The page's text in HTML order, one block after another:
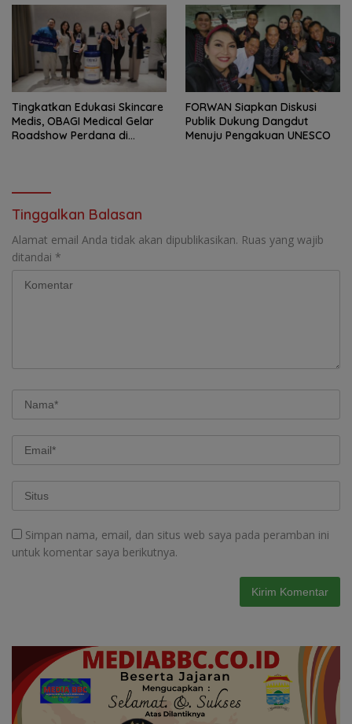
Tingkatkan Edukasi Skincare
Medis, OBAGI Medical Gelar
Roadshow Perdana di
FORWAN Siapkan Diskusi
Publik Dukung Dangdut
Menuju Pengakuan UNESCO
Tinggalkan Balasan
Alamat email Anda tidak akan dipublikasikan. Ruas yang wajib
ditandai *
Simpan nama, email, dan situs web saya pada peramban ini
untuk komentar saya berikutnya.